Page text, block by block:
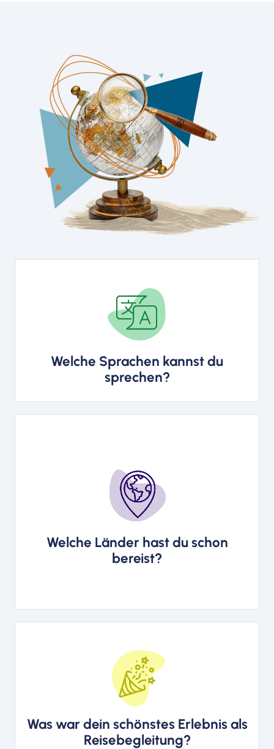
Welche Sprachen kannst du
sprechen?
Deutsch, Englisch
Welche Länder hast du schon
bereist?
Italien, Kroatien, Österreich,
Ungarn, Griechenland, Portugal,
Spanien, Großbritannien,
Norwegen, Schweden, Dänemark,
Russland, Ukraine, Tschechien,
Slowakei, Indien, Sri Lanka,
Was war dein schönstes Erlebnis als
Reisebegleitung?
Die Musikreisen nach Hamburg
mit den Regensburger
Domspatzen in der
Elbphilharmonie und unseren 850
Lesern aus ganz Deutschland.